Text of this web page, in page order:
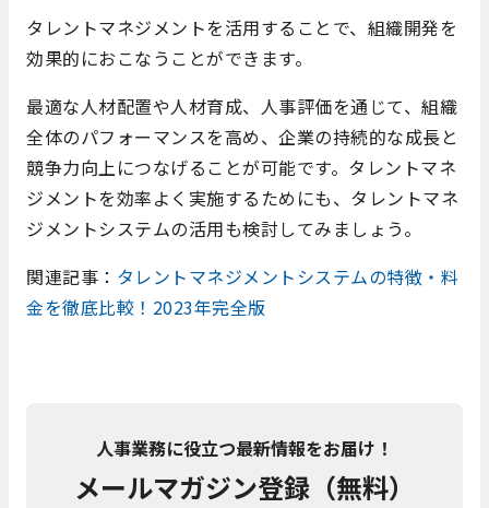
タレントマネジメントを活用することで、組織開発を
効果的におこなうことができます。
最適な人材配置や人材育成、人事評価を通じて、組織
全体のパフォーマンスを高め、企業の持続的な成長と
競争力向上につなげることが可能です。タレントマネ
ジメントを効率よく実施するためにも、タレントマネ
ジメントシステムの活用も検討してみましょう。
関連記事： タレントマネジメントシステムの特徴・料
金を徹底比較！2023年完全版
人事業務に役立つ最新情報をお届け！
メールマガジン登録（無料）